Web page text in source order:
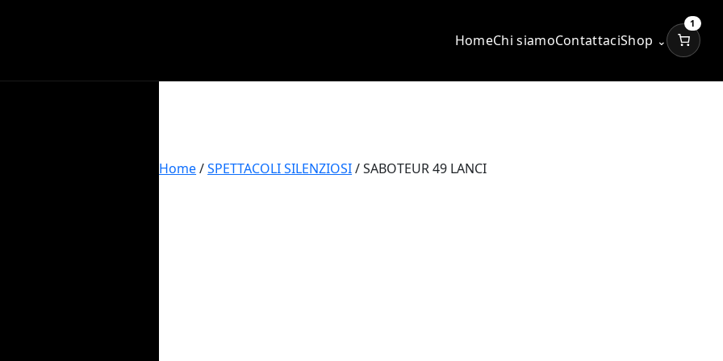
HomeChi siamoContattaciShop ⌄
1
Home/SPETTACOLI SILENZIOSI/ SABOTEUR 49 LANCI